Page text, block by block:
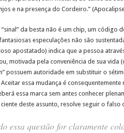
e na presença do Cordeiro.”
“sinal” da besta não é um chip, um
especulações não são
apostatado) indica que a pessoa
motivada pela conveniência de sua vida
possuem autoridade em substituir o
essa mudança é
essa marca sem antes conhecer
deste assunto, resolve seguir o falso
essa questão for claramente